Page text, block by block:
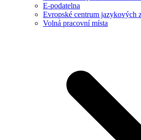
E-podatelna
Evropské centrum jazykových
Volná pracovní místa